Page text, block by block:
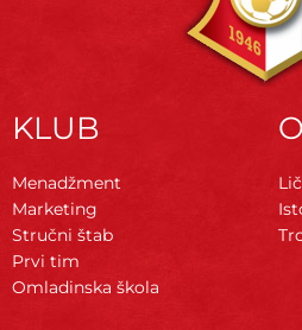
KLUB
Menadžment
Marketing
Stručni štab
Prvi tim
Omladinska škola